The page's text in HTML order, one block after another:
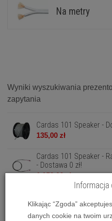
Na metry
Wyniki wyszukiwania
zapytania
Cardas 101 Speaker -
135,00 zł
Cardas 101 Speaker -
- Dostawa 0 zł!
1 159,00 zł
Cardas Clear Beyond
specjalna oferta! -
67 999,00 zł
Klikając “Zgoda”
danych cookie na twoim